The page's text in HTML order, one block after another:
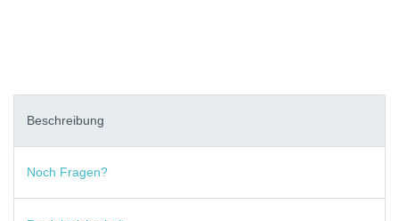
Beschreibung
Noch Fragen?